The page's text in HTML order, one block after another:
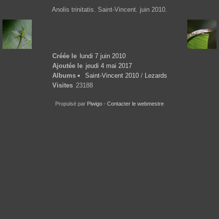
Anolis trinitatis. Saint-Vincent. juin 2010.
Créée le
lundi 7 juin 2010
Ajoutée le jeudi 4 mai 2017
Albums
Saint-Vincent 2010 / Lezards
Visites 23188
Propulsé par Piwigo - Contacter le webmestre